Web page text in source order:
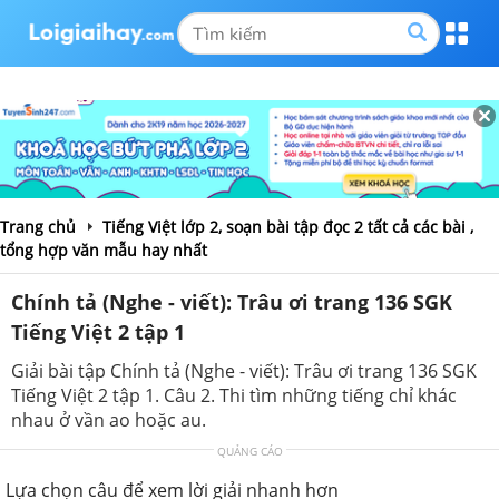
Trang chủ
Tiếng Việt lớp 2, soạn bài tập đọc 2 tất cả các bài ,
tổng hợp văn mẫu hay nhất
Chính tả (Nghe - viết): Trâu ơi trang 136 SGK
Tiếng Việt 2 tập 1
Giải bài tập Chính tả (Nghe - viết): Trâu ơi trang 136 SGK
Tiếng Việt 2 tập 1. Câu 2. Thi tìm những tiếng chỉ khác
nhau ở vần ao hoặc au.
QUẢNG CÁO
Lựa chọn câu để xem lời giải nhanh hơn